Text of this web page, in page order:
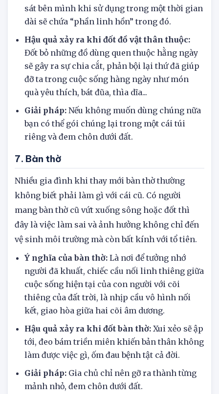
sát bên mình khi sử dụng trong một thời gian
dài sẽ chứa “phần linh hồn” trong đó.
Hậu quả xảy ra khi đốt đồ vật thân thuộc:
Đốt bỏ những đồ dùng quen thuộc hằng ngày
sẽ gây ra sự chia cắt, phản bội lại thứ đã giúp
đỡ ta trong cuộc sống hàng ngày như món
quà yêu thích, bát đũa, thìa dĩa...
Giải pháp: Nếu không muốn dùng chúng nữa
bạn có thể gói chúng lại trong một cái túi
riêng và đem chôn dưới đất.
7. Bàn thờ
Nhiều gia đình khi thay mới bàn thờ thường
không biết phải làm gì với cái cũ. Có người
mang bàn thờ cũ vứt xuống sông hoặc đốt thì
đây là việc làm sai và ảnh hưởng không chỉ đến
vệ sinh môi trường mà còn bất kính với tổ tiên.
Ý nghĩa của bàn thờ: Là nơi để tưởng nhớ
người đã khuất, chiếc cầu nối linh thiêng giữa
cuộc sống hiện tại của con người với cõi
thiêng của đất trời, là nhịp cầu vô hình nối
kết, giao hòa giữa hai cõi âm dương.
Hậu quả xảy ra khi đốt bàn thờ: Xui xẻo sẽ ập
tới, đeo bám triền miên khiến bản thân không
làm được việc gì, ốm đau bệnh tật cả đời.
Giải pháp: Gia chủ chỉ nên gỡ ra thành từng
mảnh nhỏ, đem chôn dưới đất.